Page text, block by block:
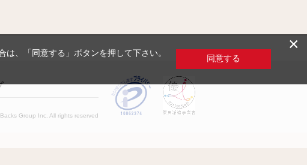
Group Inc. All rights reserved
×
、「同意する」ボタンを押して下さい。
同意する